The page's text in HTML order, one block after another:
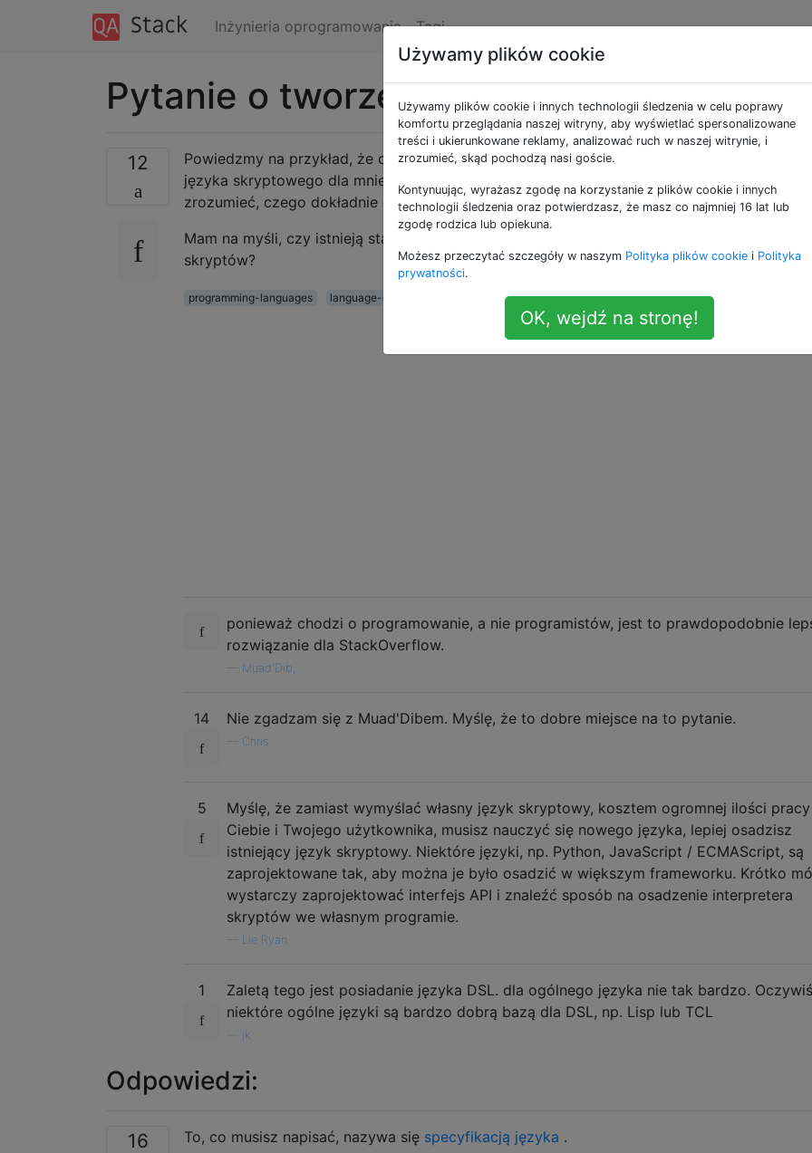
Inżynieria oprogramowania Tagi
Pytanie o tworzenie języka skryptowego
12
Powiedzmy na przykład, że chcę zapłacić komuś za stworzenie języka programowania lub
języka skryptowego dla mnie. Jakiego rodzaju dokumentów będą potrzebować, aby w pełni
zrozumieć, czego dokładnie chcę.
Mam na myśli, czy istnieją standardowe dokumenty opisujące nowy język programowania /
skryptów?
programming-languages language-design
ponieważ chodzi o programowanie, a nie programistów, jest to prawdopodobnie
rozwiązanie dla StackOverflow.
Muad'Dib,
14 Nie zgadzam się z Muad'Dibem. Myślę, że to dobre miejsce na to pytanie.
Chris
5
Myślę, że zamiast wymyślać własny język skryptowy, kosztem ogromnej ilości
Ciebie i Twojego użytkownika, musisz nauczyć się nowego języka, lepiej osadzisz
istniejący język skryptowy. Niektóre języki, np. Python, JavaScript / ECMAScript, są
zaprojektowane tak, aby można je było osadzić w większym frameworku. Krótko
wystarczy zaprojektować interfejs API i znaleźć sposób na osadzenie interpretera
skryptów we własnym programie.
Lie Ryan
1
Zaletą tego jest posiadanie języka DSL. dla ogólnego języka nie tak bardzo.
niektóre ogólne języki są bardzo dobrą bazą dla DSL, np. Lisp lub TCL
jk.
Odpowiedzi:
16 To, co musisz napisać, nazywa się specyfikacją języka .
Używamy plików cookie
Używamy plików cookie i innych technologii śledzenia w celu poprawy
komfortu przeglądania naszej witryny, aby wyświetlać spersonalizowane
treści i ukierunkowane reklamy, analizować ruch w naszej witrynie, i
zrozumieć, skąd pochodzą nasi goście.
Kontynuując, wyrażasz zgodę na korzystanie z plików cookie i innych
technologii śledzenia oraz potwierdzasz, że masz co najmniej 16 lat lub
zgodę rodzica lub opiekuna.
Możesz przeczytać szczegóły w naszym Polityka plików cookie i Polityka
prywatności.
OK, wejdź na stronę!